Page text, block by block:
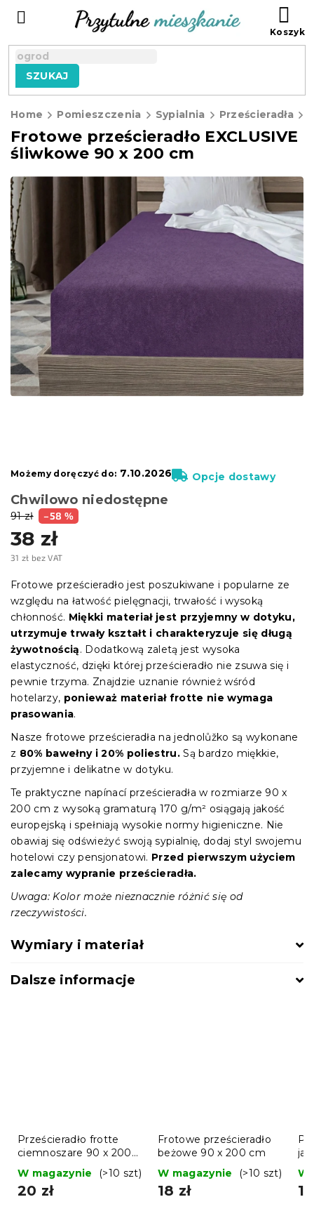
SZUKAJ
Home Pomieszczenia Sypialnia Prześcieradła
Frotowe prześcieradło EXCLUSIVE
śliwkowe 90 x 200 cm
91 zł –58 %
38 zł
31 zł bez VAT
jednostkowa:
Chwilowo niedostępne
Możemy doręczyć do: 7.10.2026 Opcje dostawy
Frotowe prześcieradło jest poszukiwane i popularne ze
względu na łatwość pielęgnacji, trwałość i wysoką
chłonność. Miękki materiał jest przyjemny w dotyku,
utrzymuje trwały kształt i charakteryzuje się długą
żywotnością. Dodatkową zaletą jest wysoka
elastyczność, dzięki której prześcieradło nie zsuwa się i
pewnie trzyma. Znajdzie uznanie również wśród
hotelarzy, ponieważ materiał frotte nie wymaga
prasowania.
Nasze frotowe prześcieradła na jednolůžko są wykonane
z 80% bawełny i 20% poliestru. Są bardzo miękkie,
przyjemne i delikatne w dotyku.
Te praktyczne napínací prześcieradła w rozmiarze 90 x
200 cm z wysoką gramaturą 170 g/m² osiągają jakość
europejską i spełniają wysokie normy higieniczne. Nie
obawiaj się odświeżyć swoją sypialnię, dodaj styl swojemu
hotelowi czy pensjonatowi. Przed pierwszym użyciem
zalecamy wypranie prześcieradła.
Uwaga: Kolor może nieznacznie różnić się od
rzeczywistości.
Wymiary i materiał
Dalsze informacje
Prześcieradło frotte
ciemnoszare 90 x 200
W magazynie (>10 szt)
20 zł
Frotowe prześcieradło
beżowe 90 x 200 cm
W magazynie
(>10 szt)
18 zł
W